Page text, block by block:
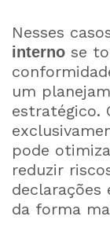
Nesses
interno se
um
estratégico.
pode
reduzir
declarações
da forma